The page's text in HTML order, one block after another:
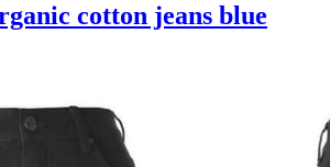
cotton jeans blue